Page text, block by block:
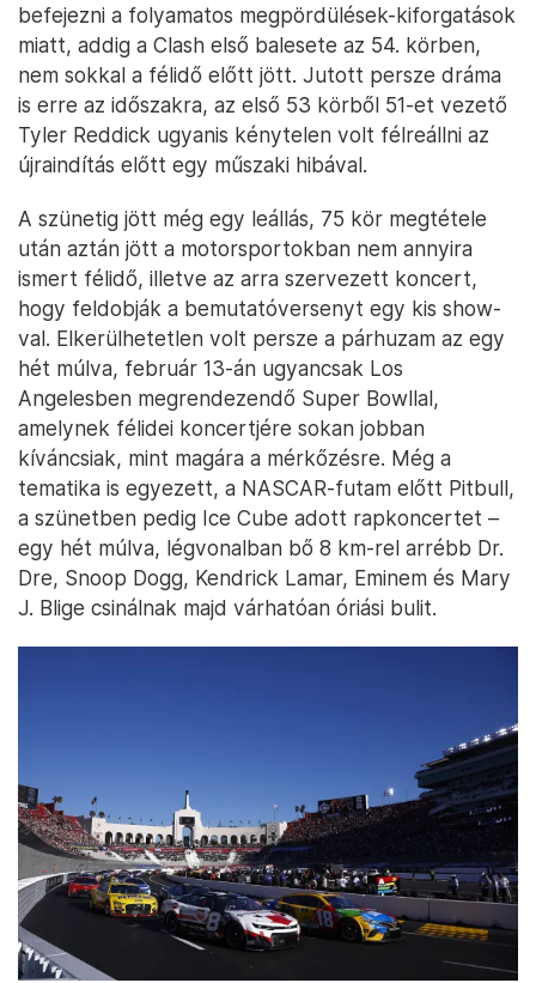
befejezni a folyamatos megpördülések-kiforgatások
miatt, addig a Clash első balesete az 54. körben,
nem sokkal a félidő előtt jött. Jutott persze dráma
is erre az időszakra, az első 53 körből 51-et vezető
Tyler Reddick ugyanis kénytelen volt félreállni az
újraindítás előtt egy műszaki hibával.
A szünetig jött még egy leállás, 75 kör megtétele
után aztán jött a motorsportokban nem annyira
ismert félidő, illetve az arra szervezett koncert,
hogy feldobják a bemutatóversenyt egy kis show-
val. Elkerülhetetlen volt persze a párhuzam az egy
hét múlva, február 13-án ugyancsak Los
Angelesben megrendezendő Super Bowllal,
amelynek félidei koncertjére sokan jobban
kíváncsiak, mint magára a mérkőzésre. Még a
tematika is egyezett, a NASCAR-futam előtt Pitbull,
a szünetben pedig Ice Cube adott rapkoncertet –
egy hét múlva, légvonalban bő 8 km-rel arrébb Dr.
Dre, Snoop Dogg, Kendrick Lamar, Eminem és Mary
J. Blige csinálnak majd várhatóan óriási bulit.